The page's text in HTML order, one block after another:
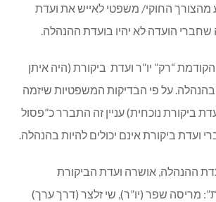
מליאת מ.מ. כפר ורדים. אישור הנהלה וועדת ביקורת פה אחד